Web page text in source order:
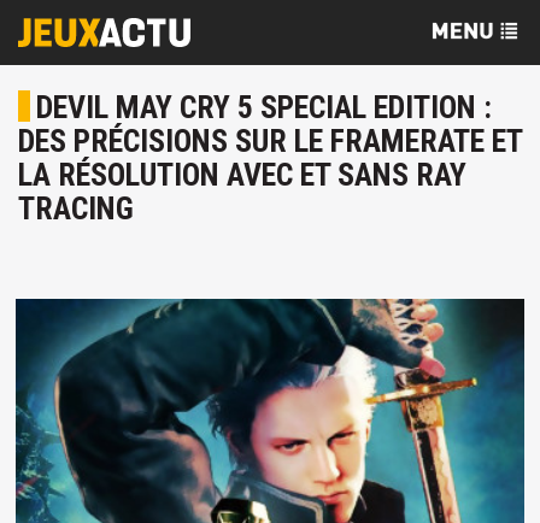
DEVIL MAY CRY 5 SPECIAL EDITION :
DES PRÉCISIONS SUR LE FRAMERATE ET
LA RÉSOLUTION AVEC ET SANS RAY
TRACING